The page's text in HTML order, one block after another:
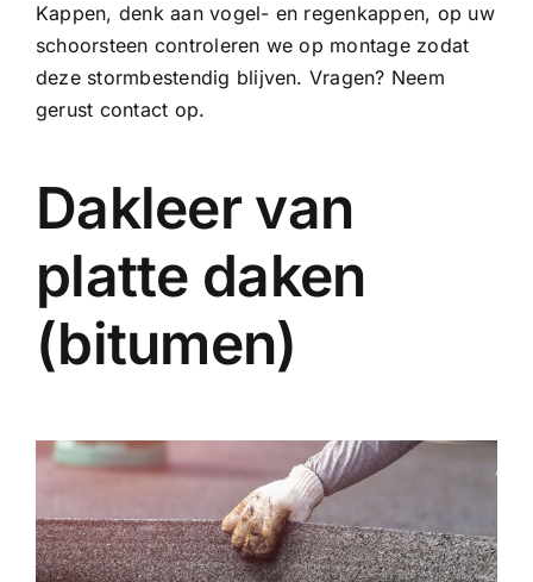
Kappen, denk aan vogel- en regenkappen, op uw
schoorsteen controleren we op montage zodat
deze stormbestendig blijven. Vragen? Neem
gerust contact op.
Dakleer van
platte daken
(bitumen)